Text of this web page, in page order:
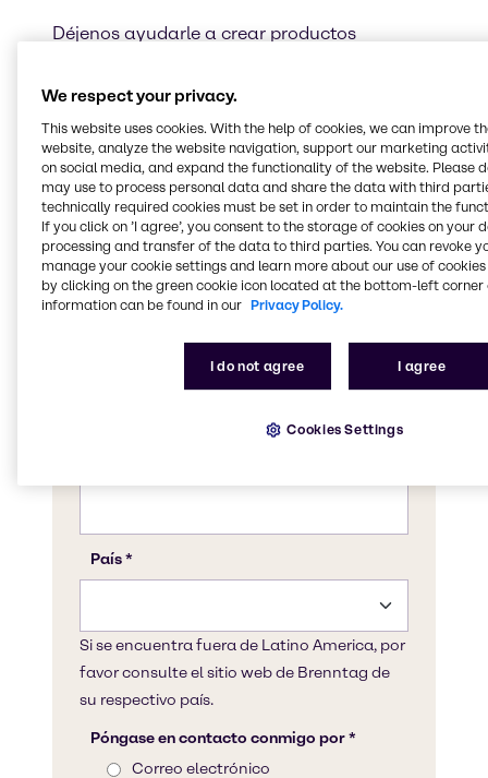
Déjenos ayudarle a crear productos
la industria para analizar lo que Brenntag
puede hacer por su negocio.
We respect your privacy.
This website uses cookies. With the help of cookies, we can improve
website, analyze the website navigation, support our marketing
on social media, and expand the functionality of the website. Please
may use to process personal data and share the data with third
technically required cookies must be set in order to maintain the
If you click on ’I agree’, you consent to the storage of cookies on your
processing and transfer of the data to third parties. You can revoke
manage your cookie settings and learn more about our use of cookies
by clicking on the green cookie icon located at the bottom-left corner
information can be found in our Privacy Policy.
I do not agree I agree
Cookies Settings